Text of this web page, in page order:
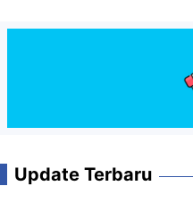
Update Terbaru